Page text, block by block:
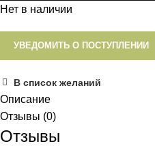
Нет в наличии
УВЕДОМИТЬ О ПОСТУПЛЕНИИ
В список желаний
Описание
Отзывы (0)
Отзывы